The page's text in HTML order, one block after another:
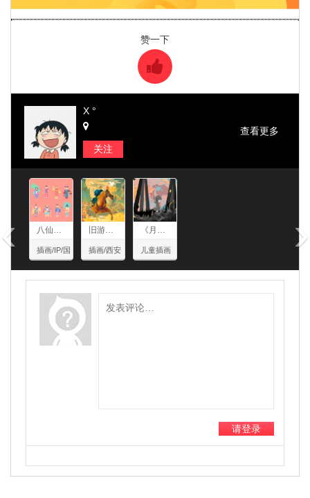
赞一下
X °
关注
查看更多
插画/IP/国
潮
插画/西安 儿童插画
‹ ›
请登录